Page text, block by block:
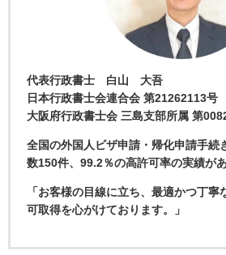
代表行政書士 白山 大吾
日本行政書士会連合会 第21262113号
大阪府行政書士会 三島支部所属 第
全国の外国人ビザ申請・帰化申請手続
数150件、99.2％の高許可率の実績があ
「お客様の目線に立ち、最適かつ丁
可取得を心がけております。」